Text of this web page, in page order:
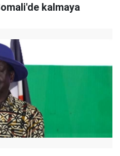
kalmaya